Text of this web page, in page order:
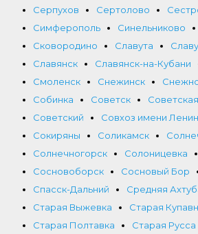
Серпухов
Сертолово
Симферополь
Синельниково
Сковородино
Славута
Славянск
Славянск-на-Кубани
Смоленск
Снежинск
Собинка
Советск
Советский
Совхоз имени
Сокиряны
Соликамск
Солнечногорск
Солоницевка
Сосновоборск
Сосновый Бор
Спасск-Дальний
Средняя
Старая Выжевка
Старая
Старая Полтавка
Старая Русса